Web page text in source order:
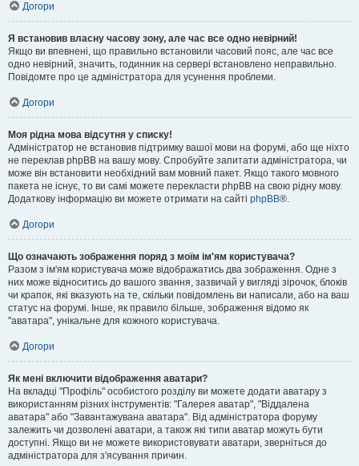
Догори
Я встановив власну часову зону, але час все одно невірний!
Якщо ви впевнені, що правильно встановили часовий пояс, але час все
одно невірний, значить, годинник на сервері встановлено неправильно.
Повідомте про це адміністратора для усунення проблеми.
Догори
Моя рідна мова відсутня у списку!
Адміністратор не встановив підтримку вашої мови на форумі, або ще ніхто
не переклав phpBB на вашу мову. Спробуйте запитати адміністратора, чи
може він встановити необхідний вам мовний пакет. Якщо такого мовного
пакета не існує, то ви самі можете перекласти phpBB на свою рідну мову.
Додаткову інформацію ви можете отримати на сайті phpBB®.
Догори
Що означають зображення поряд з моїм ім'ям користувача?
Разом з ім'ям користувача може відображатись два зображення. Одне з
них може відноситись до вашого звання, зазвичай у вигляді зірочок, блоків
чи крапок, які вказують на те, скільки повідомлень ви написали, або на ваш
статус на форумі. Інше, як правило більше, зображення відомо як
"аватара", унікальне для кожного користувача.
Догори
Як мені включити відображення аватари?
На вкладці "Профіль" особистого розділу ви можете додати аватару з
використанням різних інструментів: "Галерея аватар", "Віддалена
аватара" або "Завантажувана аватара". Від адміністратора форуму
залежить чи дозволені аватари, а також які типи аватар можуть бути
доступні. Якщо ви не можете використовувати аватари, зверніться до
адміністратора для з'ясування причин.